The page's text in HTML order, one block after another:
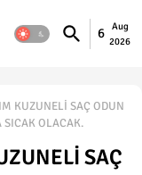
6
Aug
2026
KUZUNELİ SAÇ ODUN
SICAK OLACAK.
SAÇ